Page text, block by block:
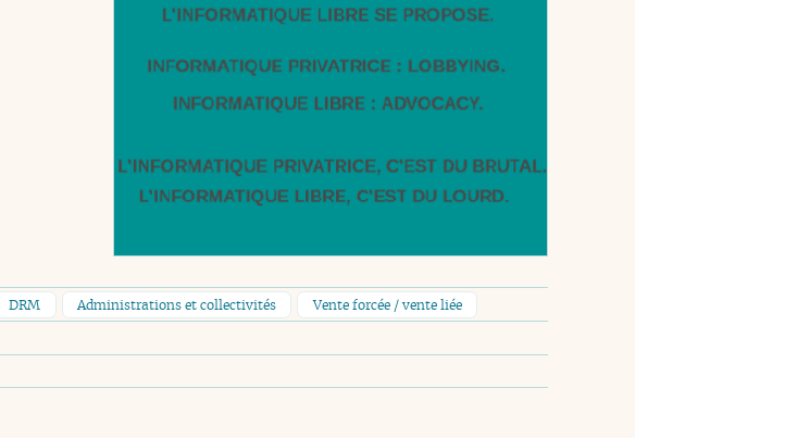
DRM Administrations et collectivités Vente forcée / vente liée